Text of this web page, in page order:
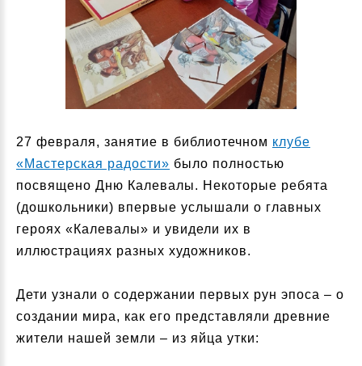
27 февраля, занятие в библиотечном клубе
«Мастерская радости» было полностью
посвящено Дню Калевалы. Некоторые ребята
(дошкольники) впервые услышали о главных
героях «Калевалы» и увидели их в
иллюстрациях разных художников.
Дети узнали о содержании первых рун эпоса – о
создании мира, как его представляли древние
жители нашей земли – из яйца утки: